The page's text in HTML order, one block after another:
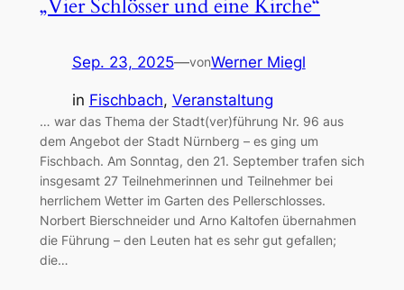
Sep. 23, 2025—vonWerner Miegl
in Fischbach, Veranstaltung
… war das Thema der Stadt(ver)führung Nr. 96 aus
dem Angebot der Stadt Nürnberg – es ging um
Fischbach. Am Sonntag, den 21. September trafen sich
insgesamt 27 Teilnehmerinnen und Teilnehmer bei
herrlichem Wetter im Garten des Pellerschlosses.
Norbert Bierschneider und Arno Kaltofen übernahmen
die Führung – den Leuten hat es sehr gut gefallen;
die…